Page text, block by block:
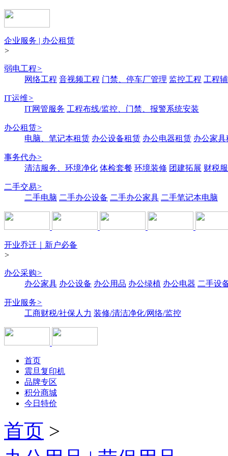
企业服务 | 办公租赁
>
弱电工程>
网络工程 音视频工程 门禁、停车厂管理 监控工程 工程
IT运维>
IT网管服务 工程布线/监控、门禁、报警系统安装
办公租赁>
电脑、笔记本租赁 办公设备租赁 办公电器租赁 办公家具
事务代办>
清洁服务、环境净化 体检套餐 环境装修 团建拓展 财税
二手交易>
二手电脑 二手办公设备 二手办公家具 二手笔记本电脑
开业乔迁｜新户必备
>
办公采购>
办公家具 办公设备 办公用品 办公绿植 办公电器 二手设
开业服务>
工商财税/社保人力 装修/清洁净化/网络/监控
首页
震旦复印机
品牌专区
积分商城
今日特价
首页 >